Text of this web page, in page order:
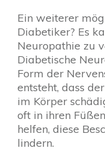
Ein weiterer
Diabetiker? Es
Neuropathie zu
Diabetische
Form der
entsteht, dass
im Körper
oft in ihren
helfen, diese
lindern.